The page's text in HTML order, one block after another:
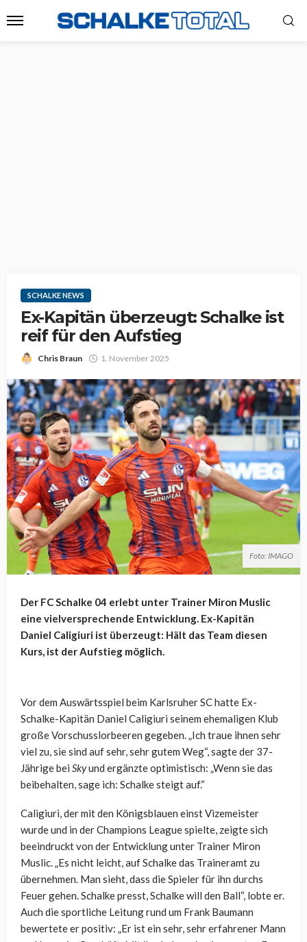
SCHALKE NEWS
Ex-Kapitän überzeugt: Schalke ist
reif für den Aufstieg
Chris Braun 1. November 2025
Foto: IMAGO
Der FC Schalke 04 erlebt unter Trainer Miron Muslic
eine vielversprechende Entwicklung. Ex-Kapitän
Daniel Caligiuri ist überzeugt: Hält das Team diesen
Kurs, ist der Aufstieg möglich.
Vor dem Auswärtsspiel beim Karlsruher SC hatte Ex-
Schalke-Kapitän Daniel Caligiuri seinem ehemaligen Klub
große Vorschusslorbeeren gegeben. „Ich traue ihnen sehr
viel zu, sie sind auf sehr, sehr gutem Weg“, sagte der 37-
Jährige bei Skyund ergänzte optimistisch: „Wenn sie das
beibehalten, sage ich: Schalke steigt auf.“
Caligiuri, der mit den Königsblauen einst Vizemeister
wurde und in der Champions League spielte, zeigte sich
beeindruckt von der Entwicklung unter Trainer Miron
Muslic. „Es nicht leicht, auf Schalke das Traineramt zu
übernehmen. Man sieht, dass die Spieler für ihn durchs
Feuer gehen. Schalke presst, Schalke will den Ball“, lobte er.
Auch die sportliche Leitung rund um Frank Baumann
bewertete er positiv: „Er ist ein sehr, sehr erfahrener Mann